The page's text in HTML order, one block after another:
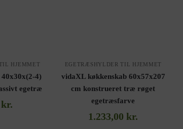
HJEMMET
4)
egetræ
kr.
EGETRÆSHYLDER TIL HJEMMET
vidaXL køkkenskab 60x57x207
cm konstrueret træ røget
egetræsfarve
1.233,00 kr.